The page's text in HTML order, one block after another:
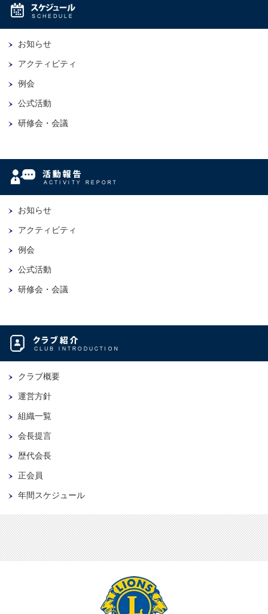
お知らせ
アクティビティ
例会
公式活動
研修会・会議
お知らせ
アクティビティ
例会
公式活動
研修会・会議
クラブ概要
運営方針
組織一覧
会長提言
歴代会長
正会員
年間スケジュール